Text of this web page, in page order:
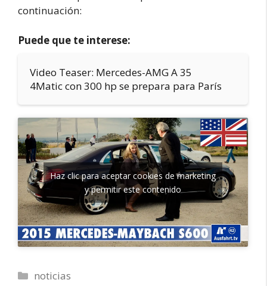
continuación:
Puede que te interese:
Video Teaser: Mercedes-AMG A 35
4Matic con 300 hp se prepara para París
Haz clic para aceptar cookies de marketing
y permitir este contenido
Categorías
noticias